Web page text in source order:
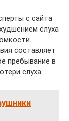
с сайта
слуха
составляет
пребывание в
слуха.